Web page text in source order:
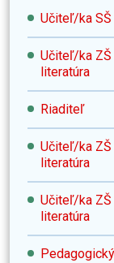
Učiteľ/ka
Učiteľ/ka ZŠ
literatúra
Riaditeľ
Učiteľ/ka ZŠ
literatúra
Učiteľ/ka ZŠ
literatúra